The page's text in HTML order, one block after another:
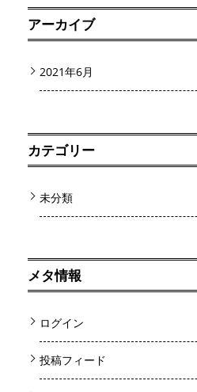
アーカイブ
2021年6月
カテゴリー
未分類
メタ情報
ログイン
投稿フィード